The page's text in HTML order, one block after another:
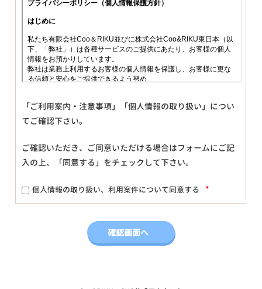
「ご利用案内・注意事項」「個人情報の取り扱い」につい
てご確認下さい。
ご確認いただき、ご同意いただける場合はフォームにご記
入の上、「同意する」をチェックして下さい。
個人情報の取り扱い、利用案件について同意する *